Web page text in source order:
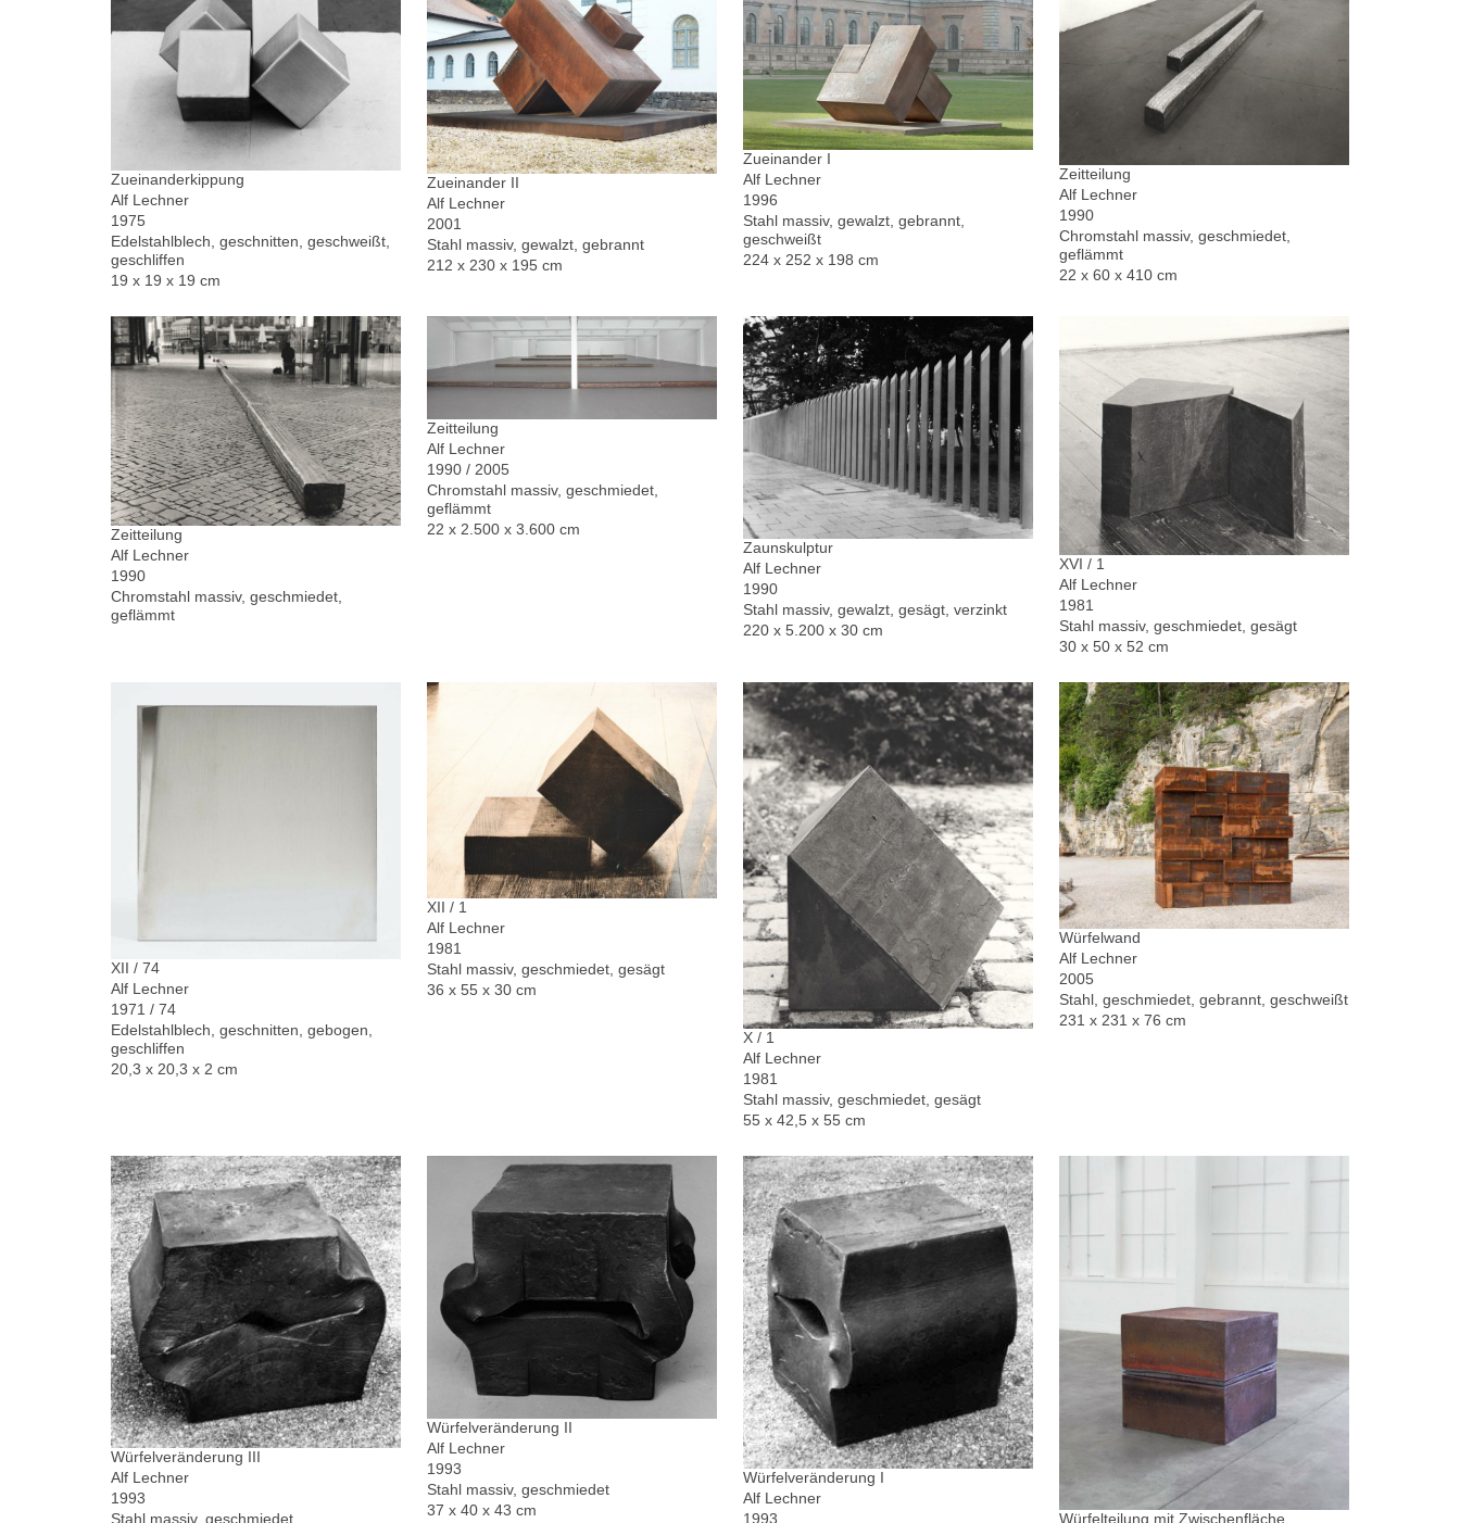
Zueinanderkippung
Alf Lechner
1975
Edelstahlblech, geschnitten, geschweißt,
geschliffen
19 x 19 x 19 cm
Zueinander II
Alf Lechner
2001
Stahl massiv, gewalzt, gebrannt
212 x 230 x 195 cm
Zueinander I
Alf Lechner
1996
Stahl massiv, gewalzt, gebrannt,
geschweißt
224 x 252 x 198 cm
Zeitteilung
Alf Lechner
1990
Chromstahl massiv, geschmiedet,
geflämmt
22 x 60 x 410 cm
Zeitteilung
Alf Lechner
1990
Chromstahl massiv, geschmiedet,
geflämmt
Zeitteilung
Alf Lechner
1990 / 2005
Chromstahl massiv, geschmiedet,
geflämmt
22 x 2.500 x 3.600 cm
Zaunskulptur
Alf Lechner
1990
Stahl massiv, gewalzt, gesägt, verzinkt
220 x 5.200 x 30 cm
XVI / 1
Alf Lechner
1981
Stahl massiv, geschmiedet, gesägt
30 x 50 x 52 cm
XII / 74
Alf Lechner
1971 / 74
Edelstahlblech, geschnitten, gebogen,
geschliffen
20,3 x 20,3 x 2 cm
XII / 1
Alf Lechner
1981
Stahl massiv, geschmiedet, gesägt
36 x 55 x 30 cm
X / 1
Alf Lechner
1981
Stahl massiv, geschmiedet, gesägt
55 x 42,5 x 55 cm
Würfelwand
Alf Lechner
2005
Stahl, geschmiedet, gebrannt, geschweißt
231 x 231 x 76 cm
Würfelveränderung III
Alf Lechner
1993
Stahl massiv, geschmiedet
Würfelveränderung II
Alf Lechner
1993
Stahl massiv, geschmiedet
37 x 40 x 43 cm
Würfelveränderung I
Alf Lechner
1993
Würfelteilung mit Zwischenfläche